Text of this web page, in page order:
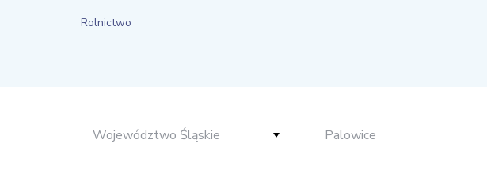
Rolnictwo
Województwo Śląskie Palowice